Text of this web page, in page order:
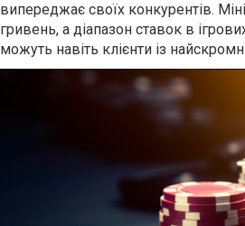
випереджає своїх конкурентів.
гривень, а діапазон ставок в
можуть навіть клієнти із